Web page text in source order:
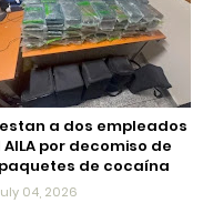
a dos empleados
AILA por decomiso de
de cocaína
04, 2026